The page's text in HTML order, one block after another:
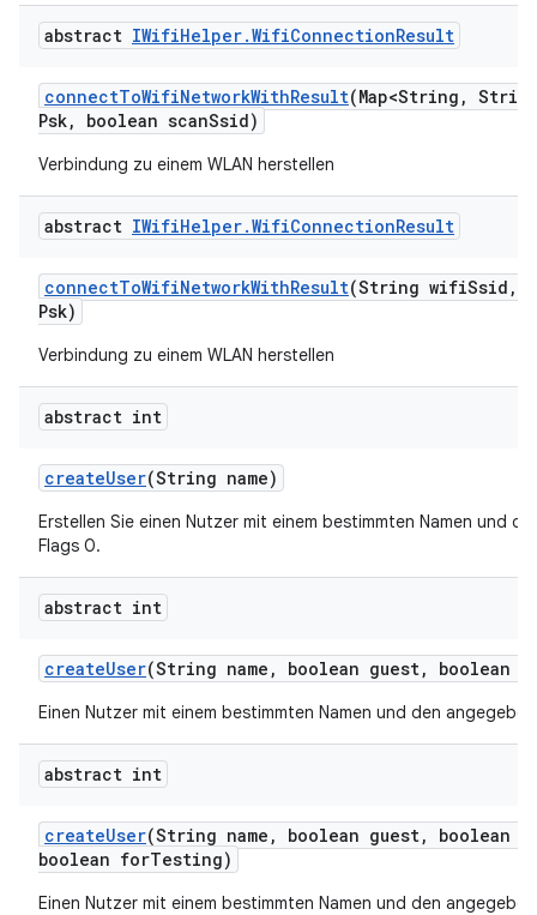
abstract IWifiHelper.WifiConnectionResult
connectToWifiNetworkWithResult(Map<String ,
Psk, boolean scanSsid)
Verbindung zu einem WLAN herstellen
abstract IWifiHelper.WifiConnectionResult
connectToWifiNetworkWithResult(String wifiSsid ,
Psk)
Verbindung zu einem WLAN herstellen
abstract int
createUser(String name)
Erstellen Sie einen Nutzer mit einem bestimmten Namen und
Flags 0.
abstract int
createUser(String name , boolean guest, boolean
Einen Nutzer mit einem bestimmten Namen und den
abstract int
createUser(String name , boolean guest,
boolean
boolean forTesting)
Einen Nutzer mit einem bestimmten Namen und den